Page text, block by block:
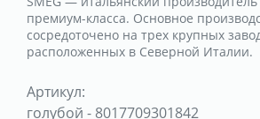
премиум-класса. Основное
сосредоточено на трех крупных
расположенных в Северной Италии.
Артикул:
голубой - 8017709301842